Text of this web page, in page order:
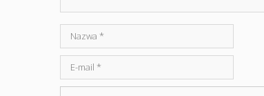
Nazwa
mail